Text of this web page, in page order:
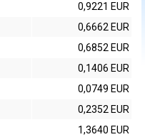
0,9221 EUR
0,6662 EUR
0,6852 EUR
0,1406 EUR
0,0749 EUR
0,2352 EUR
1,3640 EUR